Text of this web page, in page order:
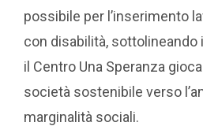
possibile per l’inserimento
con disabilità, sottolineando
il Centro Una Speranza
società sostenibile verso
marginalità sociali.